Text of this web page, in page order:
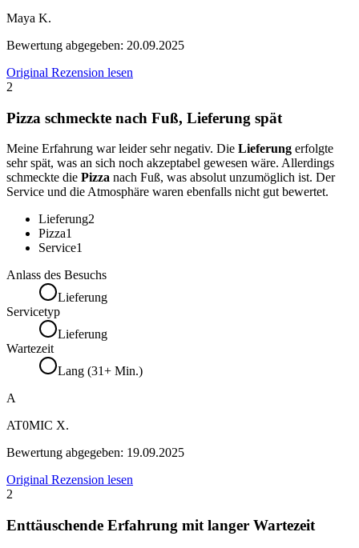
Maya K.
Bewertung abgegeben: 20.09.2025
Original Rezension lesen
2
Pizza schmeckte nach Fuß, Lieferung spät
Meine Erfahrung war leider sehr negativ. Die Lieferung erfolgte
sehr spät, was an sich noch akzeptabel gewesen wäre. Allerdings
schmeckte die Pizza nach Fuß, was absolut unzumöglich ist. Der
Service und die Atmosphäre waren ebenfalls nicht gut bewertet.
Lieferung2
Pizza1
Service1
Anlass des Besuchs
Lieferung
Servicetyp
Lieferung
Wartezeit
Lang (31+ Min.)
A
AT0MIC X.
Bewertung abgegeben: 19.09.2025
Original Rezension lesen
2
Enttäuschende Erfahrung mit langer Wartezeit